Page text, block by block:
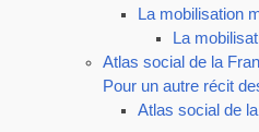
La mobilisation
La
Atlas social de la
Pour un autre récit
Atlas social de